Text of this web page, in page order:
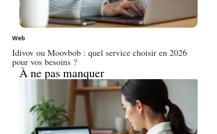
Web
Idivov ou Moovbob : quel service choisir en 2026
pour vos besoins ?
À ne pas manquer